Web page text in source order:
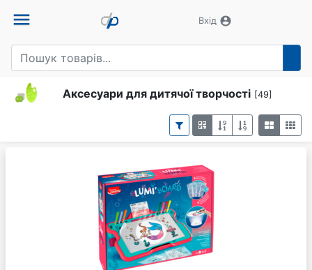
menu Вхід account_circle
Аксесуари для дитячої творчості [49]